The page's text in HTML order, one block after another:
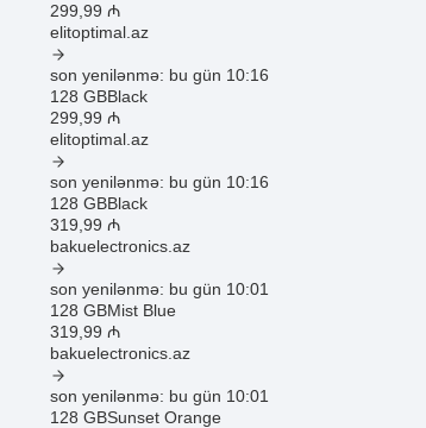
299 ,99 ₼
elitoptimal.az
son yenilənmə: bu gün 10:16
128 GBBlack
299 ,99 ₼
elitoptimal.az
son yenilənmə: bu gün 10:16
128 GBBlack
319 ,99 ₼
bakuelectronics.az
son yenilənmə: bu gün 10:01
128 GBMist Blue
319 ,99 ₼
bakuelectronics.az
son yenilənmə: bu gün 10:01
128 GBSunset Orange